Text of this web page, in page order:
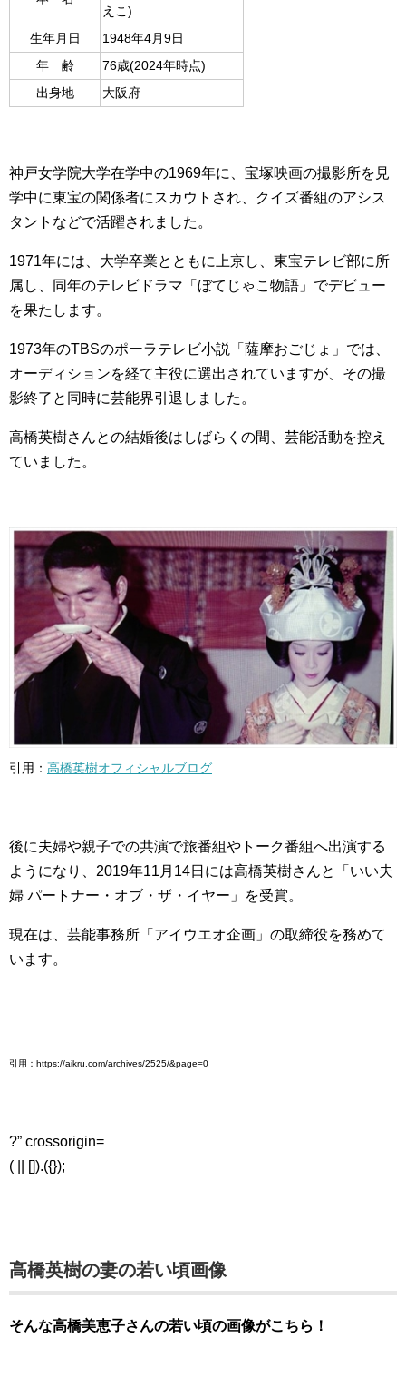
えこ)
生年月日
1948年4月9日
年 齢
76歳(2024年時点)
出身地
大阪府
神戸女学院大学在学中の1969年に、宝塚映画の撮影所を見
学中に東宝の関係者にスカウトされ、クイズ番組のアシス
タントなどで活躍されました。
1971年には、大学卒業とともに上京し、東宝テレビ部に所
属し、同年のテレビドラマ「ぼてじゃこ物語」でデビュー
を果たします。
1973年のTBSのポーラテレビ小説「薩摩おごじょ」では、
オーディションを経て主役に選出されていますが、その撮
影終了と同時に芸能界引退しました。
高橋英樹さんとの結婚後はしばらくの間、芸能活動を控え
ていました。
引用： 高橋英樹オフィシャルブログ
後に夫婦や親子での共演で旅番組やトーク番組へ出演する
ようになり、2019年11月14日には高橋英樹さんと「いい夫
婦 パートナー・オブ・ザ・イヤー」を受賞。
現在は、芸能事務所「アイウエオ企画」の取締役を務めて
います。
引用：https://aikru.com/archives/2525/&page=0
?” crossorigin=
( || []).({});
高橋英樹の妻の若い頃画像
そんな高橋美恵子さんの若い頃の画像がこちら！